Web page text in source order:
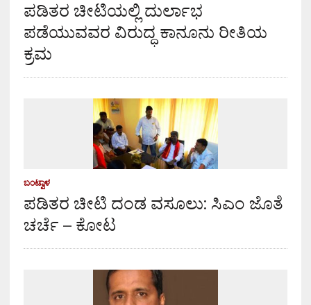
ಪಡಿತರ ಚೀಟಿಯಲ್ಲಿ ದುರ್ಲಾಭ
ಪಡೆಯುವವರ ವಿರುದ್ಧ ಕಾನೂನು ರೀತಿಯ
ಕ್ರಮ
ಬಂಟ್ವಾಳ
ಪಡಿತರ ಚೀಟಿ ದಂಡ ವಸೂಲು: ಸಿಎಂ ಜೊತೆ
ಚರ್ಚೆ – ಕೋಟ